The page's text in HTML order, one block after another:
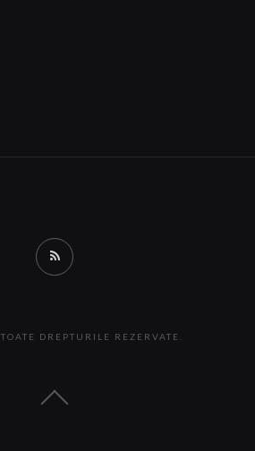
RSS
TOATE DREPTURILE REZERVATE.
Back